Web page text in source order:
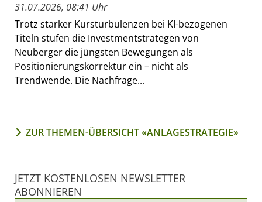
31.07.2026, 08:41 Uhr
Trotz starker Kursturbulenzen bei KI-bezogenen
Titeln stufen die Investmentstrategen von
Neuberger die jüngsten Bewegungen als
Positionierungskorrektur ein – nicht als
Trendwende. Die Nachfrage...
ZUR THEMEN-ÜBERSICHT «ANLAGESTRATEGIE»
JETZT KOSTENLOSEN NEWSLETTER
ABONNIEREN